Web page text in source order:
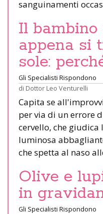
sanguinamenti
Il
appena si
sole:
Gli Specialisti Rispondono
di Dottor Leo Venturelli
Capita se
per via di un errore
cervello, che
luminosa
che spetta al naso
Olive e
in
Gli Specialisti Rispondono